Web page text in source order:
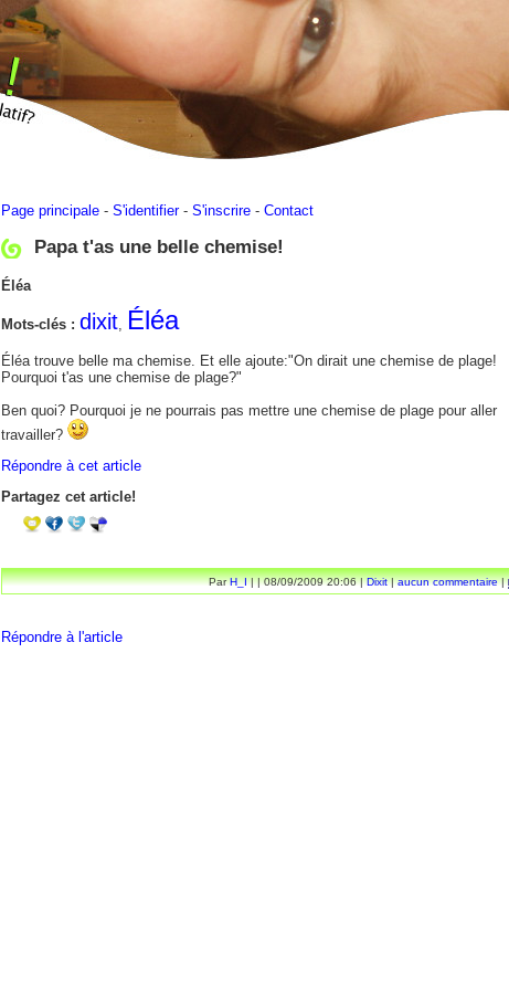
Page principale - S'identifier - S'inscrire - Contact
Papa t'as une belle chemise!
Éléa
Mots-clés : dixit, Éléa
Éléa trouve belle ma chemise. Et elle ajoute:"On dirait une chemise de plage!
Pourquoi t'as une chemise de plage?"
Ben quoi? Pourquoi je ne pourrais pas mettre une chemise de plage pour aller
travailler?
Répondre à cet article
Partagez cet article!
ParH_I| | 08/09/2009 20:06 |Dixit|aucun commentaire|
Répondre à l'article